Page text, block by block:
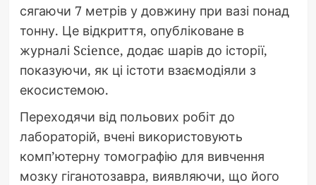
сягаючи 7 метрів у довжину при вазі понад
тонну. Це відкриття, опубліковане в
журналі Science, додає шарів до історії,
показуючи, як ці істоти взаємодіяли з
екосистемою.
Переходячи від польових робіт до
лабораторій, вчені використовують
комп’ютерну томографію для вивчення
мозку гіганотозавра, виявляючи, що його